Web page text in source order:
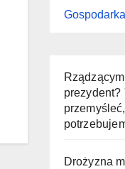
Drożyzna